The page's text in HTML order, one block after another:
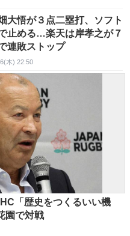
大悟が３点二塁打、ソフト
止める…楽天は岸孝之が７
連敗ストップ
木) 22:50
「歴史をつくるいい機
園で対戦